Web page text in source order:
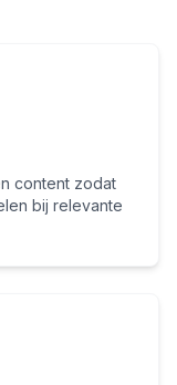
content zodat
bij relevante